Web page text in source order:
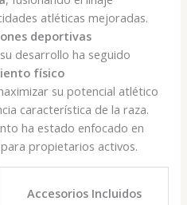
atléticas mejoradas.
deportivas
desarrollo ha seguido
físico
su potencial atlético
característica de la raza.
ha estado enfocado en
propietarios activos.
Accesorios Incluidos